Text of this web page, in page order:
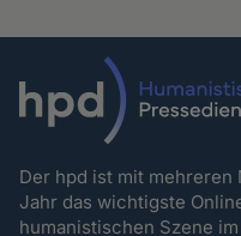
Der hpd ist mit
Jahr das wichtigste
humanistischen Szene